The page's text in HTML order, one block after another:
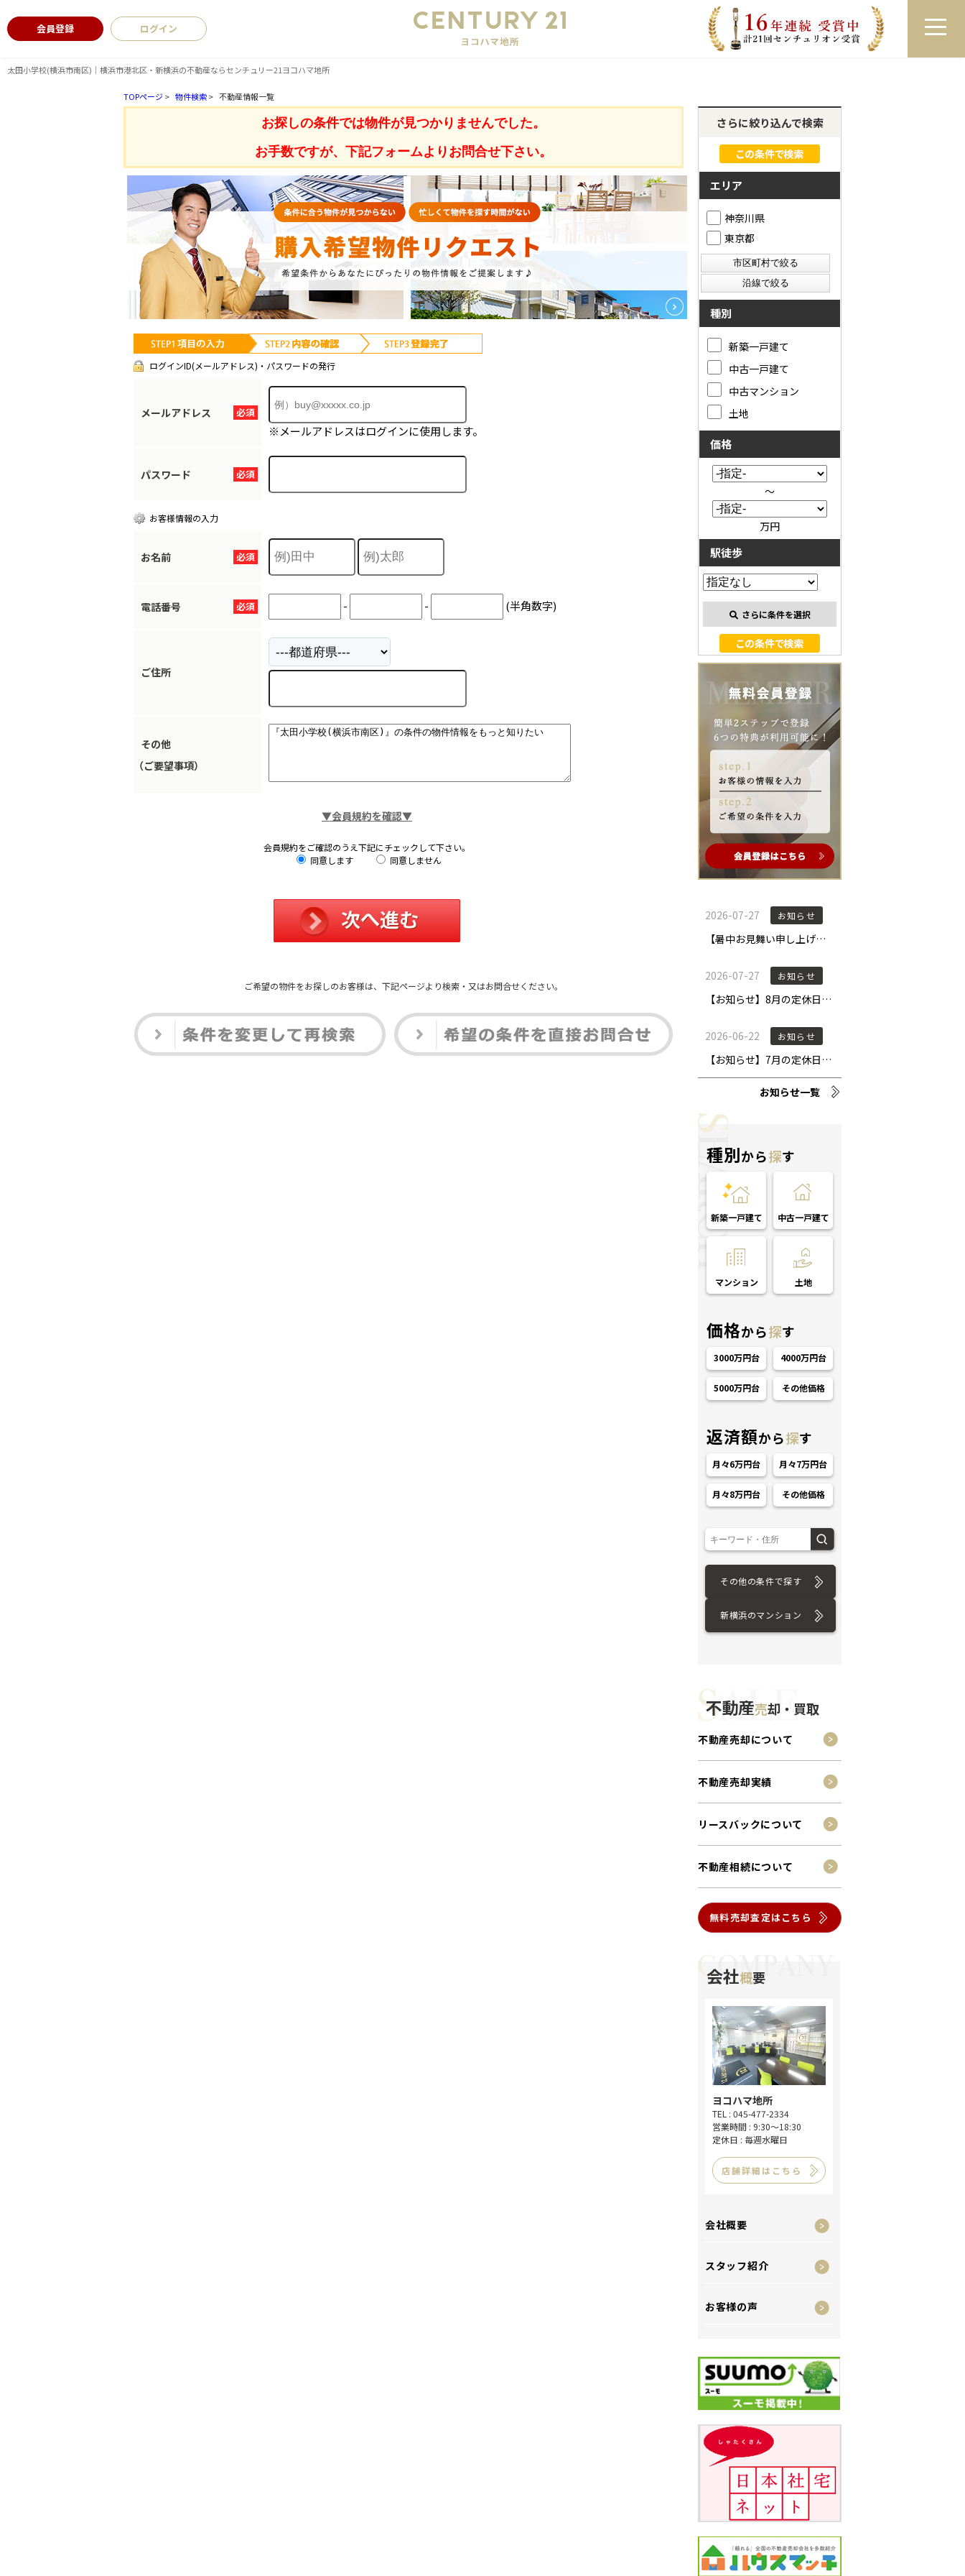
太田小学校(横浜市南区)｜横浜市港北区・新横浜の不動産ならセンチュリー21ヨコハマ地所
会員登録 ログイン ログイン 来店予約 LINEで相談
TOPページ> 物件検索> 不動産情報一覧
お探しの条件では物件が見つかりませんでした。
お手数ですが、下記フォームよりお問合せ下さい。
ログインID(メールアドレス)・パスワードの発行
必須
メールアドレス
※メールアドレスはログインに使用します。
必須
パスワード
お客様情報の入力
必須
お名前
必須
電話番号 - - (半角数字)
ご住所
その他
（ご要望事項）
▼会員規約を確認▼
会員規約をご確認のうえ下記にチェックして下さい。
同意します
同意しません
ご希望の物件をお探しのお客様は、下記ページより検索・又はお問合せください。
さらに絞り込んで検索
エリア
神奈川県
東京都
種別
新築一戸建て
中古一戸建て
中古マンション
土地
価格
～
万円
駅徒歩
さらに条件を選択
お知らせ一覧
種別から探す
新築一戸建て 中古一戸建て
マンション 土地
価格から探す
3000万円台 4000万円台
5000万円台 その他価格
返済額から探す
月々6万円台 月々7万円台
月々8万円台 その他価格
その他の条件で探す
新横浜のマンション
不動産売却・買取
不動産売却について
不動産売却実績
リースバックについて
不動産相続について
無料売却査定はこちら
会社概要
ヨコハマ地所
TEL : 045-477-2334
営業時間 : 9:30～18:30
定休日 : 毎週水曜日
店舗詳細はこちら
会社概要
スタッフ紹介
お客様の声